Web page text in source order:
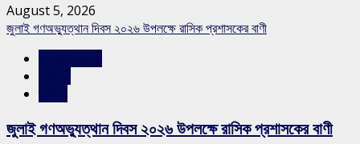
August 5, 2026
জুলাই গণঅভ্যুত্থান দিবস ২০২৬ উপলক্ষে রাসিক প্রশাসকের বাণী
জুলাই গণঅভ্যুত্থান দিবস ২০২৬ উপলক্ষে রাসিক প্রশাসকের বাণী